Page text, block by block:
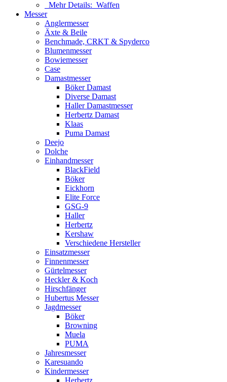
Mehr Details: Waffen
Messer
Anglermesser
Äxte & Beile
Benchmade, CRKT & Spyderco
Blumenmesser
Bowiemesser
Case
Damastmesser
Böker Damast
Diverse Damast
Haller Damastmesser
Herbertz Damast
Klaas
Puma Damast
Deejo
Dolche
Einhandmesser
BlackField
Böker
Eickhorn
Elite Force
GSG-9
Haller
Herbertz
Kershaw
Verschiedene Hersteller
Einsatzmesser
Finnenmesser
Gürtelmesser
Heckler & Koch
Hirschfänger
Hubertus Messer
Jagdmesser
Böker
Browning
Muela
PUMA
Jahresmesser
Karesuando
Kindermesser
Herbertz